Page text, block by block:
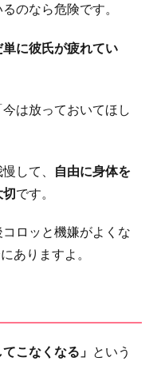
のなら危険です。
単に彼氏が疲れてい
は放っておいてほし
して、 自由に身体を
です。
ロッと機嫌がよくな
ありますよ。
こなくなる」 という